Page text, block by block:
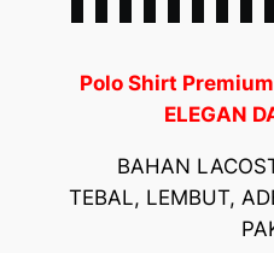
Polo Shirt Premium
ELEGAN
BAHAN
TEBAL, LEMBUT,